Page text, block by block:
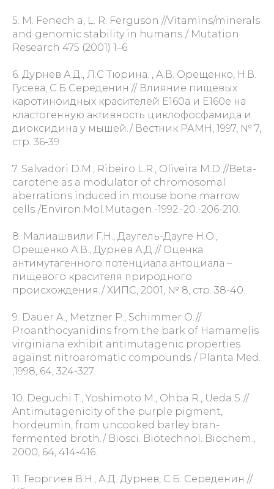
5. M. Fenech a, L. R. Ferguson //Vitamins/minerals
and genomic stability in humans./ Mutation
Research 475 (2001) 1–6
6. Дурнев А.Д., Л.С Тюрина. , А.В. Орещенко, Н.В.
Гусева, С.Б Середенин // Влияние пищевых
каротиноидных красителей Е160а и Е160е на
кластогенную активность циклофосфамида и
диоксидина у мышей./ Вестник РАМН, 1997, № 7,
стр. 36-39.
7. Salvadori D.M., Ribeiro L.R., Oliveira M.D.//Beta-
carotene as a modulator of chromosomal
aberrations induced in mouse bone marrow
cells./Environ.Mol.Mutagen.-1992.-20.-206-210.
8. Малиашвили Г.Н., Даугель-Дауге Н.О.,
Орещенко А.В., Дурнев А.Д.// Оценка
антимутагенного потенциала антоциала –
пищевого красителя природного
происхождения./ ХИПС, 2001, № 8, стр. 38-40.
9. Dauer A., Metzner P., Schimmer O.//
Proanthocyanidins from the bark of Hamamelis
virginiana exhibit antimutagenic properties
against nitroaromatic compounds./ Planta Med.
,1998, 64, 324-327.
10. Deguchi T., Yoshimoto M., Ohba R., Ueda S.//
Antimutagenicity of the purple pigment,
hordeumin, from uncooked barley bran-
fermented broth./ Biosci. Biotechnol. Biochem.,
2000, 64, 414-416.
11. Георгиев В.Н., А.Д. Дурнев, С.Б. Середенин //